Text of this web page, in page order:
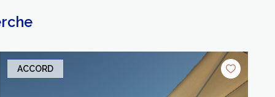
ACCORD